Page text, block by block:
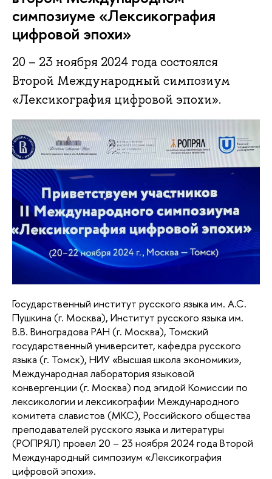
симпозиуме «Лексикография
цифровой эпохи»
20 – 23 ноября 2024 года состоялся
Второй Международный симпозиум
«Лексикография цифровой эпохи».
Государственный институт русского языка им. А.С.
Пушкина (г. Москва), Институт русского языка им.
В.В. Виноградова РАН (г. Москва), Томский
государственный университет, кафедра русского
языка (г. Томск), НИУ «Высшая школа экономики»,
Международная лаборатория языковой
конвергенции (г. Москва) под эгидой Комиссии по
лексикологии и лексикографии Международного
комитета славистов (МКС), Российского общества
преподавателей русского языка и литературы
(РОПРЯЛ) провел 20 – 23 ноября 2024 года Второй
Международный симпозиум «Лексикография
цифровой эпохи».